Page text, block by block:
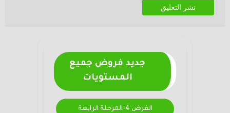
جديد فروض جميع
المستويات
الفرض 4-المرحلة الرابعة